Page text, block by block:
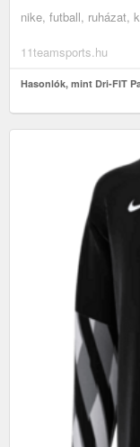
nike, futball, ruházat,
11teamsports.hu
Hasonlók, mint Dri-FIT